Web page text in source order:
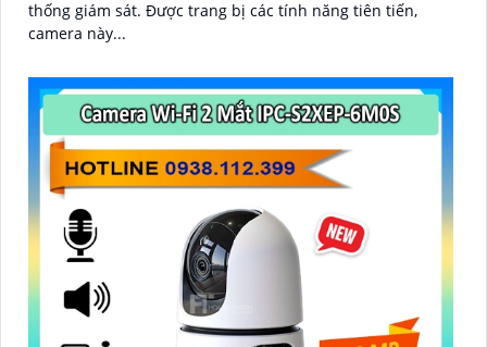
thống giám sát. Được trang bị các tính năng tiên tiến,
camera này...